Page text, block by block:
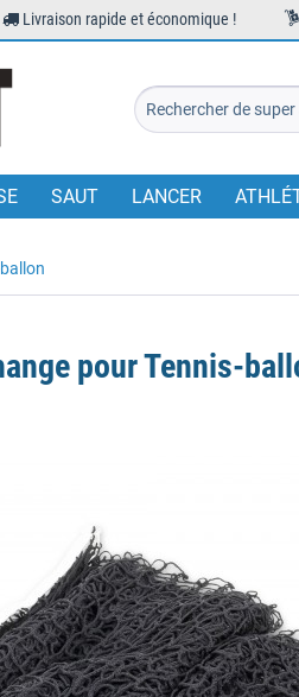
Livraison rapide et économique !
SAUT LANCER
pour Tennis-